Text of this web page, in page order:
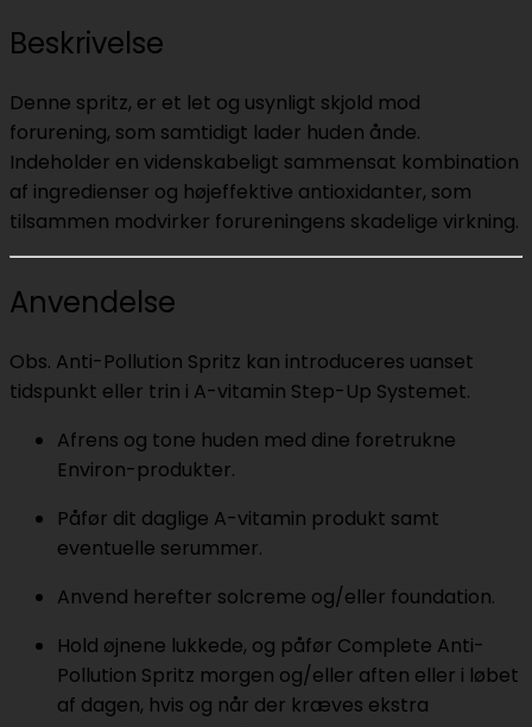
Beskrivelse
Denne spritz, er et let og usynligt skjold mod
forurening, som samtidigt lader huden ånde.
Indeholder en videnskabeligt sammensat kombination
af ingredienser og højeffektive antioxidanter, som
tilsammen modvirker forureningens skadelige virkning.
Anvendelse
Obs. Anti-Pollution Spritz kan introduceres uanset
tidspunkt eller trin i A-vitamin Step-Up Systemet.
Afrens og tone huden med dine foretrukne
Environ-produkter.
Påfør dit daglige A-vitamin produkt samt
eventuelle serummer.
Anvend herefter solcreme og/eller foundation.
Hold øjnene lukkede, og påfør Complete Anti-
Pollution Spritz morgen og/eller aften eller i løbet
af dagen, hvis og når der kræves ekstra